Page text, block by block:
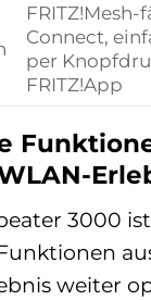
Connect,
per
FRITZ!App
3000
weiter